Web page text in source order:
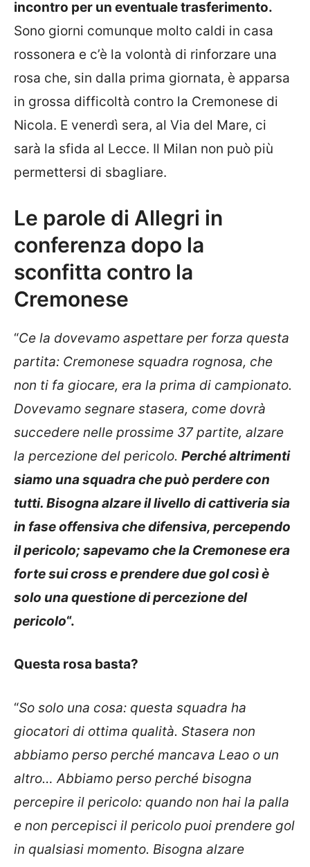
incontro per un eventuale trasferimento.
Sono giorni comunque molto caldi in casa
rossonera e c’è la volontà di rinforzare una
rosa che, sin dalla prima giornata, è apparsa
in grossa difficoltà contro la Cremonese di
Nicola. E venerdì sera, al Via del Mare, ci
sarà la sfida al Lecce. Il Milan non può più
permettersi di sbagliare.
Le parole di Allegri in
conferenza dopo la
sconfitta contro la
Cremonese
“Ce la dovevamo aspettare per forza questa
partita: Cremonese squadra rognosa, che
non ti fa giocare, era la prima di campionato.
Dovevamo segnare stasera, come dovrà
succedere nelle prossime 37 partite, alzare
la percezione del pericolo. Perché altrimenti
siamo una squadra che può perdere con
tutti. Bisogna alzare il livello di cattiveria sia
in fase offensiva che difensiva, percependo
il pericolo; sapevamo che la Cremonese era
forte sui cross e prendere due gol così è
solo una questione di percezione del
pericolo“.
Questa rosa basta?
“So solo una cosa: questa squadra ha
giocatori di ottima qualità. Stasera non
abbiamo perso perché mancava Leao o un
altro… Abbiamo perso perché bisogna
percepire il pericolo: quando non hai la palla
e non percepisci il pericolo puoi prendere gol
in qualsiasi momento. Bisogna alzare